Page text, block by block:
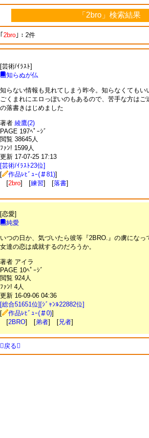
「2bro」検索結果
｢ 2bro ｣：2件
[芸術/ｲﾗｽﾄ]
知らぬが仏
知らない情報も見れてしまう昨今。知らなくてもい
ごくまれにエロっぽいのもあるので、苦手な方はご
の落書きはじめました
著者 綾鷹(2)
PAGE 197ﾍﾟｰｼﾞ
閲覧 38645人
ﾌｧﾝ! 1599人
更新 17-07-25 17:13
[芸術/ｲﾗｽﾄ23位]
[
作品ﾚﾋﾞｭｰ(＃81)]
[2bro] [練習] [落書]
[恋愛]
純愛
いつの日か、気づいたら彼等『2BRO.』の虜になっ
女達の恋は成就するのだろうか。
著者 アイラ
PAGE 10ﾍﾟｰｼﾞ
閲覧 924人
ﾌｧﾝ! 4人
更新 16-09-06 04:36
[総合51651位][ｼﾞｬﾝﾙ22882位]
[
作品ﾚﾋﾞｭｰ(＃0)]
[2BRO] [弟者] [兄者]
戻る